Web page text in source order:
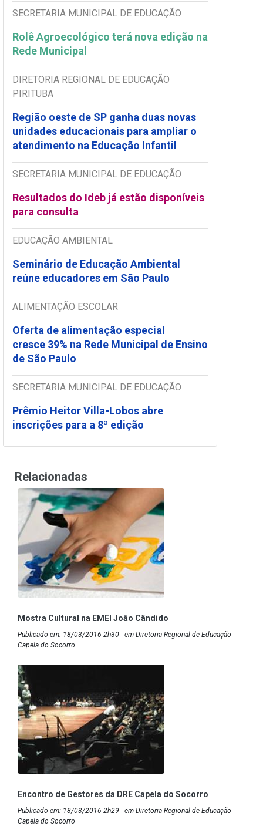
SECRETARIA MUNICIPAL DE EDUCAÇÃO
Rolê Agroecológico terá nova edição na
Rede Municipal
DIRETORIA REGIONAL DE EDUCAÇÃO
PIRITUBA
Região oeste de SP ganha duas novas
unidades educacionais para ampliar o
atendimento na Educação Infantil
SECRETARIA MUNICIPAL DE EDUCAÇÃO
Resultados do Ideb já estão disponíveis
para consulta
EDUCAÇÃO AMBIENTAL
Seminário de Educação Ambiental
reúne educadores em São Paulo
ALIMENTAÇÃO ESCOLAR
Oferta de alimentação especial
cresce 39% na Rede Municipal de Ensino
de São Paulo
SECRETARIA MUNICIPAL DE EDUCAÇÃO
Prêmio Heitor Villa-Lobos abre
inscrições para a 8ª edição
Relacionadas
Mostra Cultural na EMEI João Cândido
Publicado em: 18/03/2016 2h30 - em Diretoria Regional de Educação
Capela do Socorro
Encontro de Gestores da DRE Capela do Socorro
Publicado em: 18/03/2016 2h29 - em Diretoria Regional de Educação
Capela do Socorro